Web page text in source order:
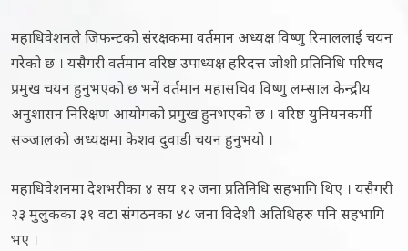
महाधिवेशनले जिफन्टको संरक्षकमा वर्तमान अध्यक्ष विष्णु रिमाललाई चयन
गरेको छ । यसैगरी वर्तमान वरिष्ठ उपाध्यक्ष हरिदत्त जोशी प्रतिनिधि परिषद
प्रमुख चयन हुनुभएको छ भनें वर्तमान महासचिव विष्णु लम्साल केन्द्रीय
अनुशासन निरिक्षण आयोगको प्रमुख हुनभएको छ । वरिष्ठ युनियनकर्मी
सञ्जालको अध्यक्षमा केशव दुवाडी चयन हुनुभयो ।
महाधिवेशनमा देशभरीका ४ सय १२ जना प्रतिनिधि सहभागि थिए । यसैगरी
२३ मुलुकका ३१ वटा संगठनका ४८ जना विदेशी अतिथिहरु पनि सहभागि
भए ।